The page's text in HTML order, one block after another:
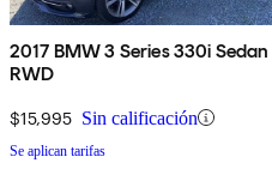
2017 BMW 3 Series 330i Sedan
RWD
$15,995 Sin calificación
Se aplican tarifas